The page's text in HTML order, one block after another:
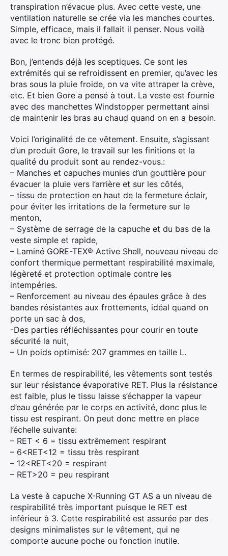
transpiration n’évacue plus. Avec cette veste, une
ventilation naturelle se crée via les manches courtes.
Simple, efficace, mais il fallait il penser. Nous voilà
avec le tronc bien protégé.
Bon, j’entends déjà les sceptiques. Ce sont les
extrémités qui se refroidissent en premier, qu’avec les
bras sous la pluie froide, on va vite attraper la crève,
etc. Et bien Gore a pensé à tout. La veste est fournie
avec des manchettes Windstopper permettant ainsi
de maintenir les bras au chaud quand on en a besoin.
Voici l’originalité de ce vêtement. Ensuite, s’agissant
d’un produit Gore, le travail sur les finitions et la
qualité du produit sont au rendez-vous.:
– Manches et capuches munies d’un gouttière pour
évacuer la pluie vers l’arrière et sur les côtés,
– tissu de protection en haut de la fermeture éclair,
pour éviter les irritations de la fermeture sur le
menton,
– Système de serrage de la capuche et du bas de la
veste simple et rapide,
– Laminé GORE-TEX® Active Shell, nouveau niveau de
confort thermique permettant respirabilité maximale,
légèreté et protection optimale contre les
intempéries.
– Renforcement au niveau des épaules grâce à des
bandes résistantes aux frottements, idéal quand on
porte un sac à dos,
-Des parties réfléchissantes pour courir en toute
sécurité la nuit,
– Un poids optimisé: 207 grammes en taille L.
En termes de respirabilité, les vêtements sont testés
sur leur résistance évaporative RET. Plus la résistance
est faible, plus le tissu laisse s’échapper la vapeur
d’eau générée par le corps en activité, donc plus le
tissu est respirant. On peut donc mettre en place
l’échelle suivante:
– RET < 6 = tissu extrêmement respirant
– 6<RET<12 = tissu très respirant
– 12<RET<20 = respirant
– RET>20 = peu respirant
La veste à capuche X-Running GT AS a un niveau de
respirabilité très important puisque le RET est
inférieur à 3. Cette respirabilité est assurée par des
designs minimalistes sur le vêtement, qui ne
comporte aucune poche ou fonction inutile.